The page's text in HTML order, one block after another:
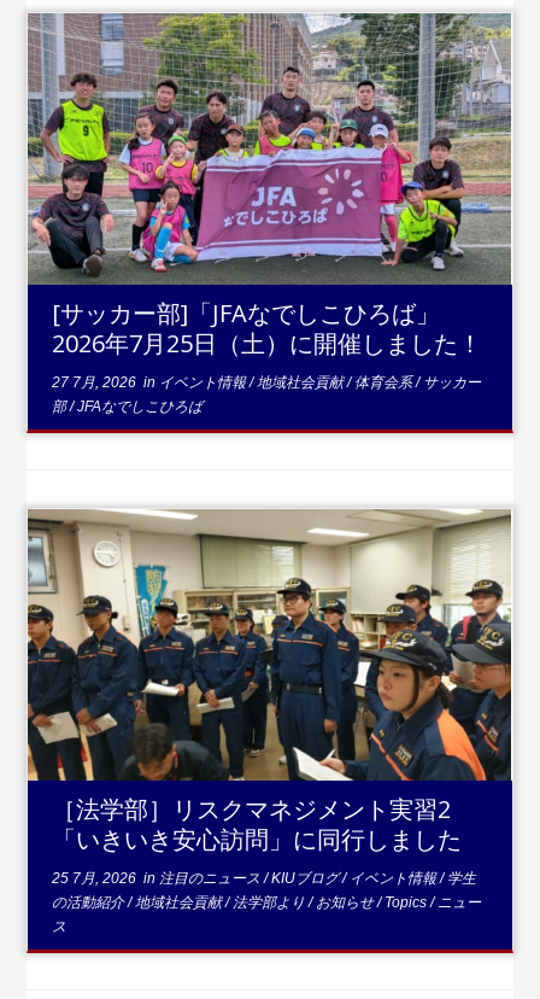
...続きを読む
[サッカー部]「JFAなでしこひろば」
2026年7月25日（土）に開催しました！
27 7月, 2026 in イベント情報/地域社会貢献/体育会系/ サッカー
部/JFAなでしこひろば
...続きを読む
［法学部］リスクマネジメント実習2
「いきいき安心訪問」に同行しました
25 7月, 2026 in 注目のニュース/KIUブログ/ イベント情報/学生
の活動紹介/地域社会貢献/法学部より/お知らせ/Topics/ニュー
ス